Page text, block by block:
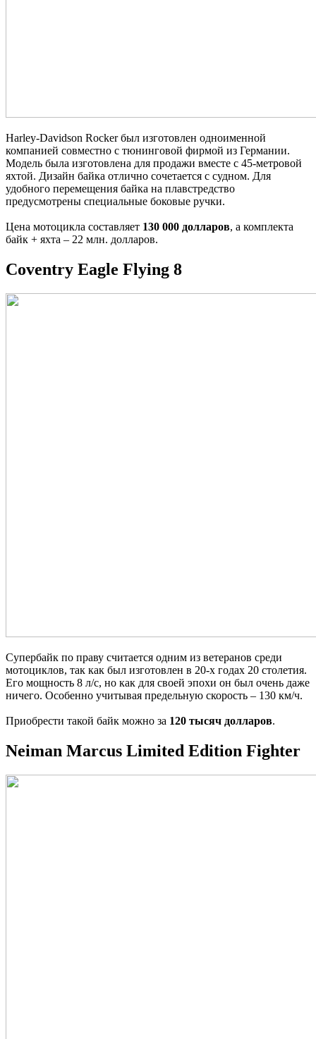
Harley-Davidson Rocker был изготовлен одноименной
компанией совместно с тюнинговой фирмой из Германии.
Модель была изготовлена для продажи вместе с 45-метровой
яхтой. Дизайн байка отлично сочетается с судном. Для
удобного перемещения байка на плавстредство
предусмотрены специальные боковые ручки.
Цена мотоцикла составляет 130 000 долларов, а комплекта
байк + яхта – 22 млн. долларов.
Coventry Eagle Flying 8
Супербайк по праву считается одним из ветеранов среди
мотоциклов, так как был изготовлен в 20-х годах 20 столетия.
Его мощность 8 л/с, но как для своей эпохи он был очень даже
ничего. Особенно учитывая предельную скорость – 130 км/ч.
Приобрести такой байк можно за 120 тысяч долларов.
Neiman Marcus Limited Edition Fighter